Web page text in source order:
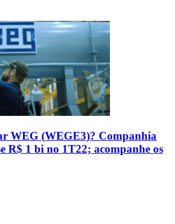
WEG (WEGE3)? Companhia
R$ 1 bi no 1T22; acompanhe os